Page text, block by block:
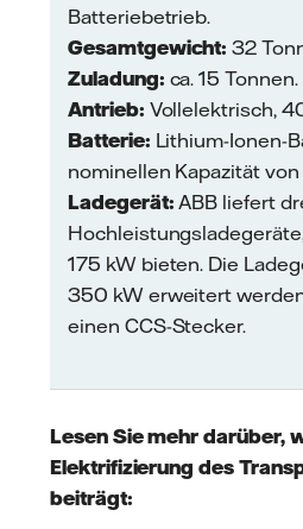
Batteriebetrieb.
Gesamtgewicht: 32
Zuladung: ca. 15 Tonnen.
Antrieb: Vollelektrisch,
Batterie: Lithium-Ionen-
nominellen Kapazität
Ladegerät: ABB liefert
175 kW bieten. Die
350 kW erweitert
einen CCS-Stecker.
Lesen Sie mehr darüber,
Elektrifizierung des
beiträgt: